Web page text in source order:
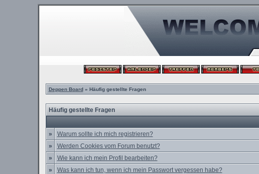
Deppen Board» Häufig gestellte Fragen
Häufig gestellte Fragen
»
Warum sollte ich mich registrieren?
»
Werden Cookies vom Forum benutzt?
»
Wie kann ich mein Profil bearbeiten?
»
Was kann ich tun, wenn ich mein Passwort vergessen habe?